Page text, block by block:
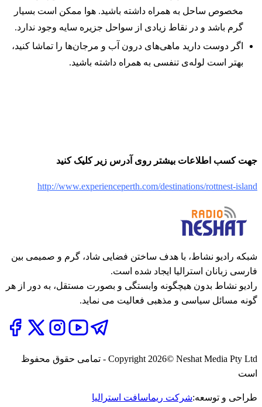
مخصوص ساحل به همراه داشته باشید. هوا ممکن است بسیار
گرم باشد و در نقاط زیادی از سواحل جزیره سایه وجود ندارد.
اگر دوست دارید ماهی‌های درون آب و مرجان‌ها را تماشا کنید،
بهتر است لوله‌ی تنفسی به همراه داشته باشید.
جهت کسب اطلاعات بیشتر روی آدرس زیر کلیک کنید
http://www.experienceperth.com/destinations/rottnest-island
شبکه رادیو نشاط، با هدف ساختن فضایی شاد، گرم و صمیمی بین
فارسی زبانان استرالیا ایجاد شده است.
رادیو نشاط بدون هیچگونه وابستگی و بصورت مستقل، به دور از هر
گونه مسائل سیاسی و مذهبی فعالیت می نماید.
Copyright 2026
© Neshat Media Pty Ltd - تمامی حقوق محفوظ
است
طراحی و توسعه:شرکت ریماسافت استرالیا